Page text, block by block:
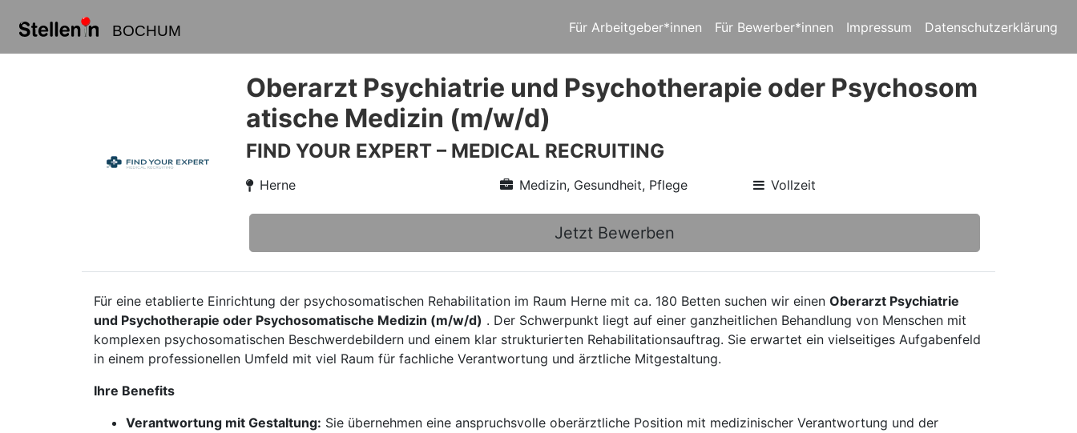
BOCHUM Für Arbeitgeber*innen Für Bewerber*innen Impressum Datenschutzerklärung
Oberarzt Psychiatrie und Psychotherapie oder Psychosom
atische Medizin (m/w/d)
FIND YOUR EXPERT – MEDICAL RECRUITING
Herne Medizin, Gesundheit, Pflege Vollzeit
Jetzt Bewerben
Für eine etablierte Einrichtung der psychosomatischen Rehabilitation im Raum Herne mit ca. 180 Betten suchen wir einen Oberarzt Psychiatrie
und Psychotherapie oder Psychosomatische Medizin (m/w/d) . Der Schwerpunkt liegt auf einer ganzheitlichen Behandlung von Menschen mit
komplexen psychosomatischen Beschwerdebildern und einem klar strukturierten Rehabilitationsauftrag. Sie erwartet ein vielseitiges Aufgabenfeld
in einem professionellen Umfeld mit viel Raum für fachliche Verantwortung und ärztliche Mitgestaltung.
Ihre Benefits
Verantwortung mit Gestaltung: Sie übernehmen eine anspruchsvolle oberärztliche Position mit medizinischer Verantwortung und der